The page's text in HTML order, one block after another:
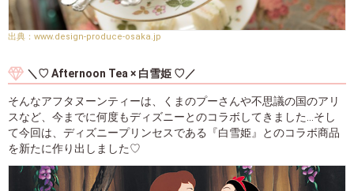
www.design-produce-osaka.jp
＼♡ Afternoon Tea × 白雪姫 ♡／
そんなアフタヌーンティーは、くまのプーさんや不思議の国のアリ
スなど、今までに何度もディズニーとのコラボしてきました…そし
て今回は、ディズニープリンセスである『白雪姫』とのコラボ商品
を新たに作り出しました♡